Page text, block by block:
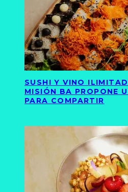
SUSHI Y VINO
MISIÓN BA PROPONE
PARA COMPARTIR